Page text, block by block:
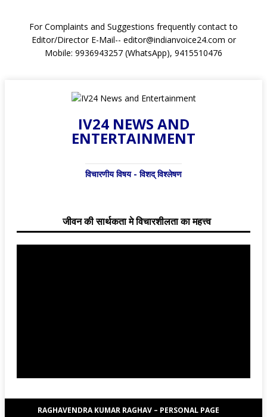
For Complaints and Suggestions frequently contact to
Editor/Director E-Mail-- editor@indianvoice24.com or
Mobile: 9936943257 (WhatsApp), 9415510476
IV24 NEWS AND
ENTERTAINMENT
विचारणीय विषय - विशद् विश्लेषण
जीवन की सार्थकता मे विचारशीलता का महत्त्व
RAGHAVENDRA KUMAR RAGHAV – PERSONAL PAGE